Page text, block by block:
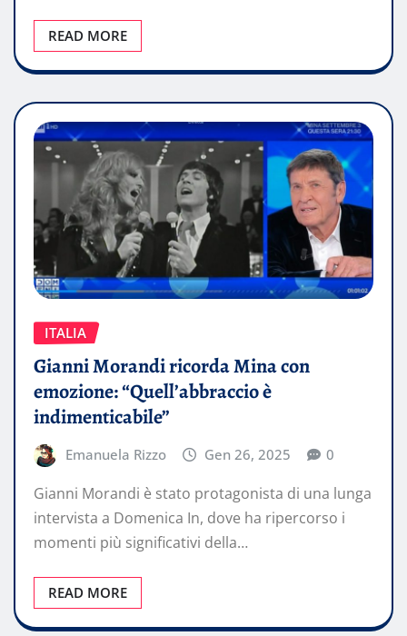
READ MORE
ITALIA
Gianni Morandi ricorda Mina con
emozione: “Quell’abbraccio è
indimenticabile”
Emanuela Rizzo Gen 26, 2025 0
Gianni Morandi è stato protagonista di una lunga
intervista a Domenica In, dove ha ripercorso i
momenti più significativi della…
READ MORE